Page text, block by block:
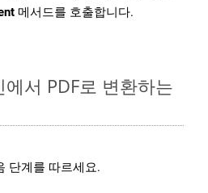
메서드를 호출합니다.
에서 PDF로 변환하는
단계를 따르세요.